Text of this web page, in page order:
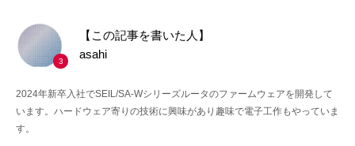
3
【この記事を書いた人】
asahi
2024年新卒入社でSEIL/SA-Wシリーズルータのファームウェアを開発して
います。ハードウェア寄りの技術に興味があり趣味で電子工作もやっていま
す。